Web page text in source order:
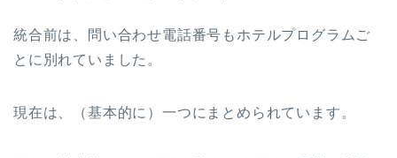
統合前は、問い合わせ電話番号もホテルプログラムご
とに別れていました。
現在は、（基本的に）一つにまとめられています。